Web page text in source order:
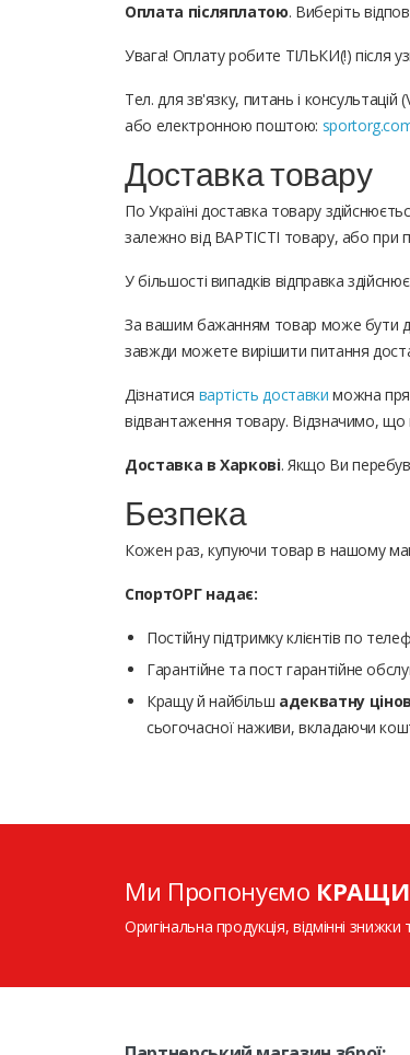
Оплата післяплатою. Виберіть
Увага! Оплату робите ТІЛЬКИ(!) після
Тел. для зв'язку, питань і консультацій
або електронною поштою:
Доставка товару
По Україні доставка товару
залежно від ВАРТІСТІ товару, або при
У більшості випадків відправка
За вашим бажанням товар може бути
завжди можете вирішити питання
Дізнатися вартість доставки можна
відвантаження товару. Відзначимо, що
Доставка в Харкові. Якщо Ви
Безпека
Кожен раз, купуючи товар в нашому
СпортОРГ надає:
Постійну підтримку клієнтів по
Гарантійне та пост гарантійне
Кращу й найбільш адекватну
сьогочасної наживи, вкладаючи
Ми Пропонуємо
Оригінальна продукція, відмінні